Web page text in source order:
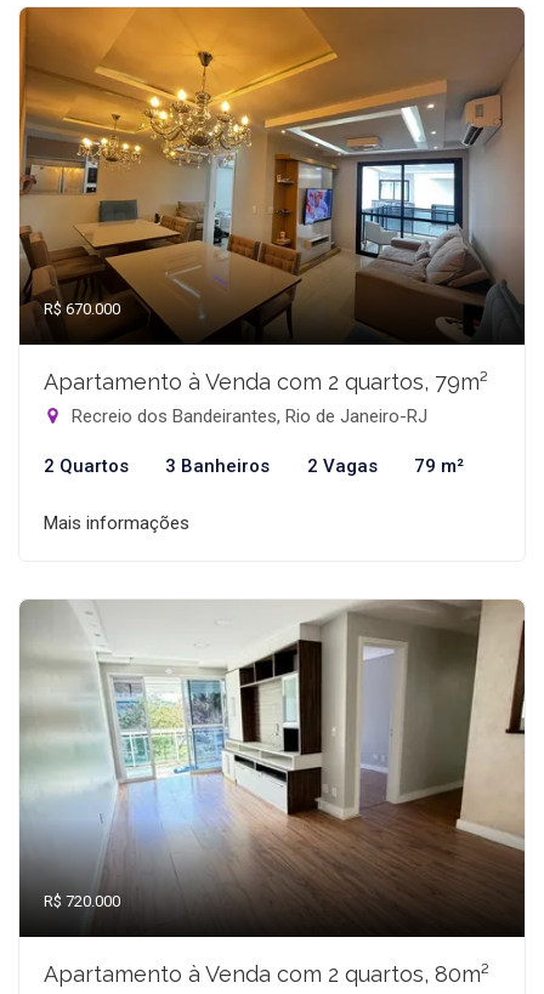
R$ 670.000
Apartamento à Venda com 2 quartos, 79m²
Recreio dos Bandeirantes, Rio de Janeiro-RJ
2 Quartos 3 Banheiros 2 Vagas 79 m²
Mais informações
R$ 720.000
Apartamento à Venda com 2 quartos, 80m²